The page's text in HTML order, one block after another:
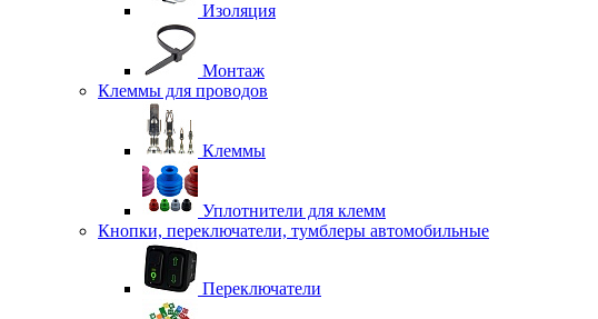
Изоляция
Монтаж
Клеммы для проводов
Клеммы
Уплотнители для клемм
Кнопки, переключатели, тумблеры автомобильные
Переключатели